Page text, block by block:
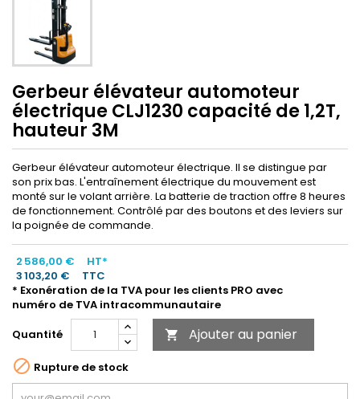
Gerbeur élévateur automoteur
électrique CLJ1230 capacité de 1,2T,
hauteur 3M
Gerbeur élévateur automoteur électrique. Il se distingue par
son prix bas. L'entraînement électrique du mouvement est
monté sur le volant arrière. La batterie de traction offre 8 heures
de fonctionnement. Contrôlé par des boutons et des leviers sur
la poignée de commande.
2 586,00 €
HT*
3 103,20 €
TTC
* Exonération de la TVA pour les clients PRO avec
numéro de TVA intracommunautaire
Quantité
 Ajouter au panier
 Rupture de stock